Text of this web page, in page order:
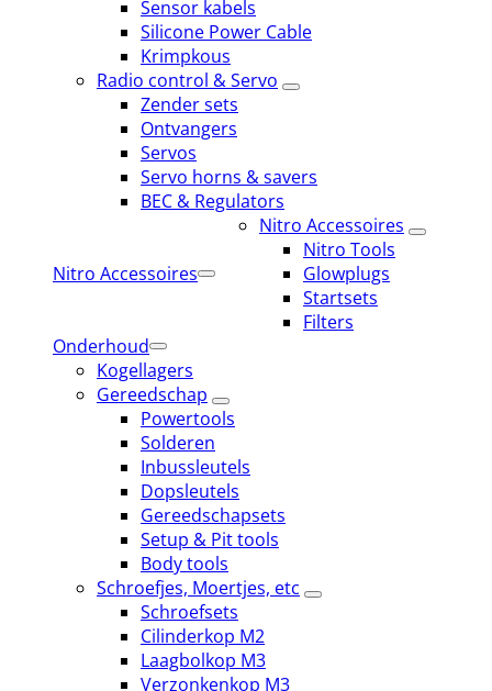
Sensor kabels
Silicone Power Cable
Krimpkous
Radio control & Servo
Zender sets
Ontvangers
Servos
Servo horns & savers
BEC & Regulators
Nitro Accessoires
Nitro Accessoires
Nitro Tools
Glowplugs
Startsets
Filters
Onderhoud
Kogellagers
Gereedschap
Powertools
Solderen
Inbussleutels
Dopsleutels
Gereedschapsets
Setup & Pit tools
Body tools
Schroefjes, Moertjes, etc
Schroefsets
Cilinderkop M2
Laagbolkop M3
Verzonkenkop M3